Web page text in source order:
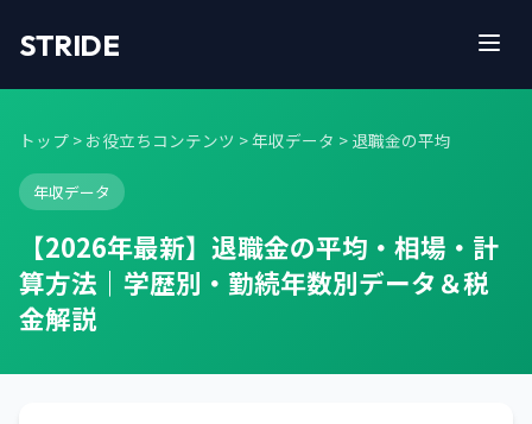
STRIDE
トップ > お役立ちコンテンツ >年収データ > 退職金の平均
年収データ
【2026年最新】退職金の平均・相場・計
算方法｜学歴別・勤続年数別データ＆税
金解説